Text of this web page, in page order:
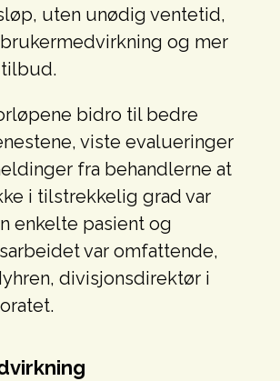
uten unødig ventetid,
og mer
bidro til bedre
viste evalueringer
fra behandlerne at
i tilstrekkelig grad var
enkelte pasient og
var omfattende,
divisjonsdirektør i